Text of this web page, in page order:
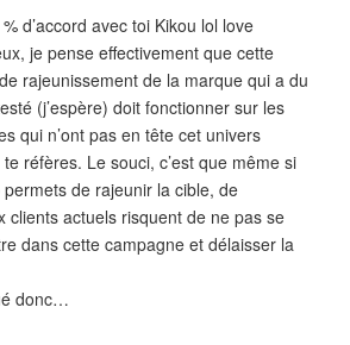
d’accord avec toi Kikou lol love
je pense effectivement que cette
rajeunissement de la marque qui a du
(j’espère) doit fonctionner sur les
qui n’ont pas en tête cet univers
réfères. Le souci, c’est que même si
de rajeunir la cible, de
clients actuels risquent de ne pas se
dans cette campagne et délaisser la
donc…